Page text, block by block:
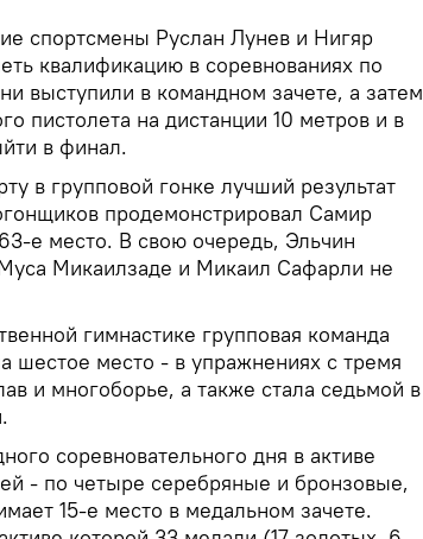
спортсмены Руслан Лунев и Нигяр
квалификацию в соревнованиях по
выступили в командном зачете, а затем
пистолета на дистанции 10 метров и в
в финал.
в групповой гонке лучший результат
продемонстрировал Самир
е место. В свою очередь, Эльчин
Микаилзаде и Микаил Сафарли не
гимнастике групповая команда
шестое место - в упражнениях с тремя
и многоборье, а также стала седьмой в
соревновательного дня в активе
- по четыре серебряные и бронзовые,
15-е место в медальном зачете.